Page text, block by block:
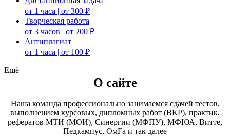
от 1 часа | от 300 ₽
Творческая работа
от 3 часов | от 200 ₽
Антиплагиат
от 1 часа | от 100 ₽
Ещё
О сайте
Наша команда профессионально занимаемся сдачей тестов,
выполнением курсовых, дипломных работ (ВКР), практик,
рефератов МТИ (МОИ), Синергии (МФПУ), МФЮА, Витте,
Педкампус, ОмГа и так далее